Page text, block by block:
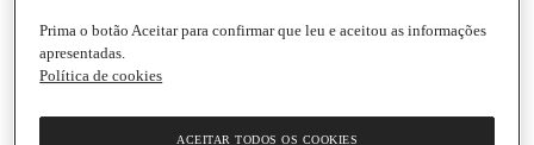
Prima o botão Aceitar para confirmar que leu e aceitou as informações
apresentadas.
Política de cookies
ACEITAR TODOS OS COOKIES